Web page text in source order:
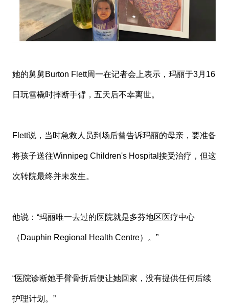
她的舅舅 Burton Flett周一在记者会上表示，玛丽于3月16
日玩雪橇时摔断手臂，五天后不幸离世。
Flett说，当时急救人员到场后曾告诉玛丽的母亲，要准备
将孩子送往Winnipeg Children's Hospital 接受治疗，但这
次转院最终并未发生。
他说：“玛丽唯一去过的医院就是多芬地区医疗中心
（Dauphin Regional Health Centre）。”
“医院诊断她手臂骨折后便让她回家，没有提供任何后续
护理计划。”